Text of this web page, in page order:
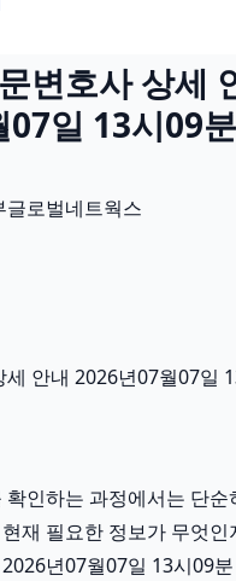
변호사 상세
일 13시09분
로벌네트웍스
안내 2026년07월07일
확인하는 과정에서는 단순
재 필요한 정보가 무엇
년07월07일 13시09